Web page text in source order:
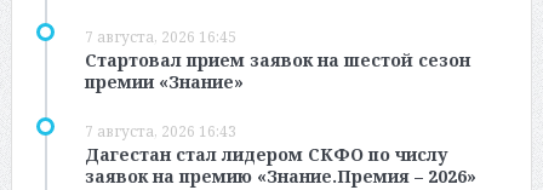
7 августа, 2026 16:45
Стартовал прием заявок на шестой сезон
премии «Знание»
7 августа, 2026 16:43
Дагестан стал лидером СКФО по числу
заявок на премию «Знание.Премия – 2026»